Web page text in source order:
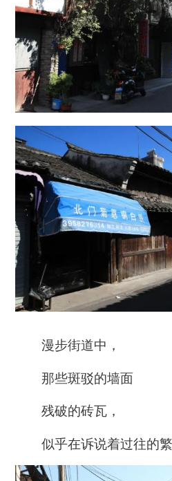
漫步街道中，
那些斑驳的墙面
残破的砖瓦，
似乎在诉说着过往的繁